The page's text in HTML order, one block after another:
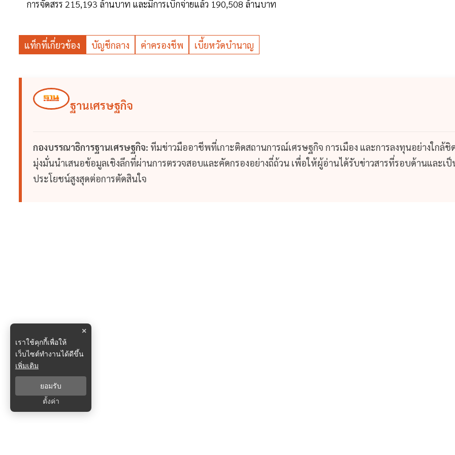
การจัดสรร 215,193 ล้านบาท และมีการเบิกจ่ายแล้ว 190,508 ล้านบาท
แท็กที่เกี่ยวข้อง บัญชีกลาง ค่าครองชีพ เบี้ยหวัดบำนาญ
ฐานเศรษฐกิจ
กองบรรณาธิการฐานเศรษฐกิจ: ทีมข่าวมืออาชีพที่เกาะติดสถานการณ์เศรษฐกิจ การเมือง และการลงทุนอย่างใกล้ชิ
มุ่งมั่นนำเสนอข้อมูลเชิงลึกที่ผ่านการตรวจสอบและคัดกรองอย่างถี่ถ้วน เพื่อให้ผู้อ่านได้รับข่าวสารที่รอบด้านและเป็
ประโยชน์สูงสุดต่อการตัดสินใจ
×
เราใช้คุกกี้เพื่อให้
เว็บไซต์ทำงานได้ดีขึ้น
เพิ่มเติม
ยอมรับ
ตั้งค่า